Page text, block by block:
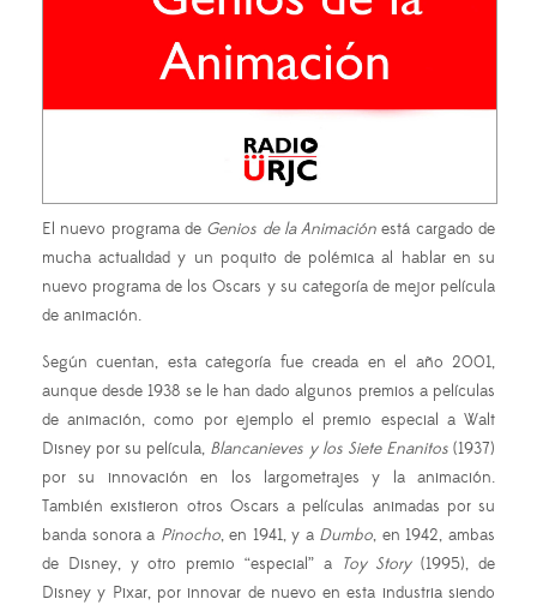
El nuevo programa de Genios de la Animación está cargado de
mucha actualidad y un poquito de polémica al hablar en su
nuevo programa de los Oscars y su categoría de mejor película
de animación.
Según cuentan, esta categoría fue creada en el año 2001,
aunque desde 1938 se le han dado algunos premios a películas
de animación, como por ejemplo el premio especial a Walt
Disney por su película, Blancanieves y los Siete Enanitos(1937)
por su innovación en los largometrajes y la animación.
También existieron otros Oscars a películas animadas por su
banda sonora a Pinocho, en 1941, y a Dumbo, en 1942, ambas
de Disney, y otro premio “especial” a Toy Story(1995), de
Disney y Pixar, por innovar de nuevo en esta industria siendo